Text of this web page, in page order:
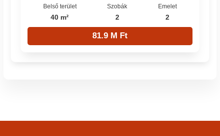
Belső terület
40 m²
Szobák
2
Emelet
2
81.9 M Ft